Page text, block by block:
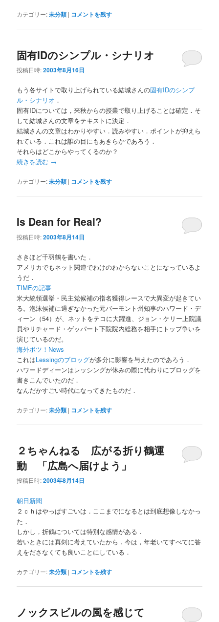
カテゴリー:未分類 | コメントを残す
固有IDのシンプル・シナリオ
投稿日時:2003年8月16日
もう各サイトで取り上げられている結城さんの固有IDのシンプ
ル・シナリオ ．
固有IDについては，来秋からの授業で取り上げることは確定．そ
して結城さんの文章をテキストに決定．
結城さんの文章はわかりやすい．読みやすい．ポイントが抑えら
れている．これは誰の目にもあきらかであろう．
それらはどこからやってくるのか？
続きを読む →
カテゴリー:未分類 | コメントを残す
Is Dean for Real?
投稿日時:2003年8月14日
さきほど千羽鶴を書いた．
アメリカでもネット関連でわけのわからないことになっているよ
うだ．
TIMEの記事
米大統領選挙・民主党候補の指名獲得レースで大異変が起きてい
る。泡沫候補に過ぎなかった元バーモント州知事のハワード・デ
ィーン（54）が、ネットをテコに大躍進、ジョン・ケリー上院議
員やリチャード・ゲッパート下院院内総務を相手にトップ争いを
演じているのだ。
海外ボツ！News
これはLessingのブロッグが多分に影響を与えたのであろう．
ハワードディーンはレッシングが休みの際に代わりにブロッグを
書きこんでいたのだ．
なんだかすごい時代になってきたものだ．
カテゴリー:未分類 | コメントを残す
２ちゃんねる 広がる折り鶴運
動 「広島へ届けよう」
投稿日時:2003年8月14日
朝日新聞
２ｃｈはやっぱすごいは．ここまでになるとは到底想像しなかっ
た．
しかし，折鶴については特別な感情がある．
若いときには真剣に考えていたから．今は，年老いてすべてに答
えをださなくても良いことにしている．
カテゴリー:未分類 | コメントを残す
ノックスビルの風を感じて